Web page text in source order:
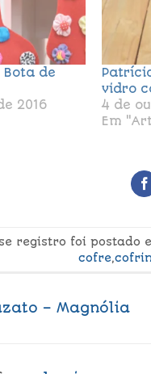
de
2016
vidro
4 de
Em
registro foi postado
cofre,
– Magnólia